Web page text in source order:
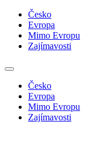
Česko
Evropa
Mimo Evropu
Zajímavosti
Česko
Evropa
Mimo Evropu
Zajímavosti